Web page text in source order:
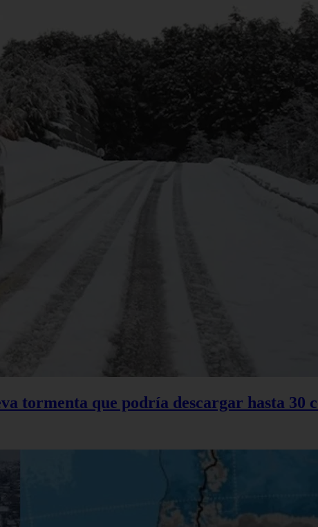
tormenta que podría descargar hasta 30